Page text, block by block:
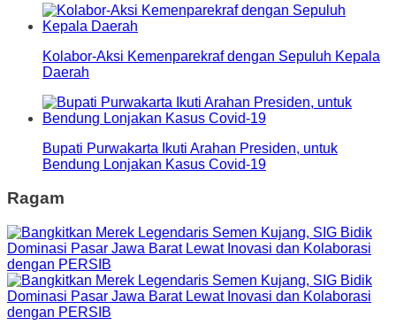
Kolabor-Aksi Kemenparekraf dengan Sepuluh Kepala
Daerah
Bupati Purwakarta Ikuti Arahan Presiden, untuk
Bendung Lonjakan Kasus Covid-19
Ragam